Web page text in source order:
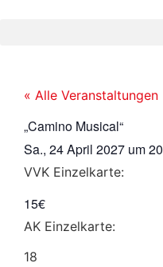
« Alle Veranstaltungen
„Camino Musical“
Sa., 24 April 2027 um
VVK Einzelkarte:
15€
AK Einzelkarte:
18